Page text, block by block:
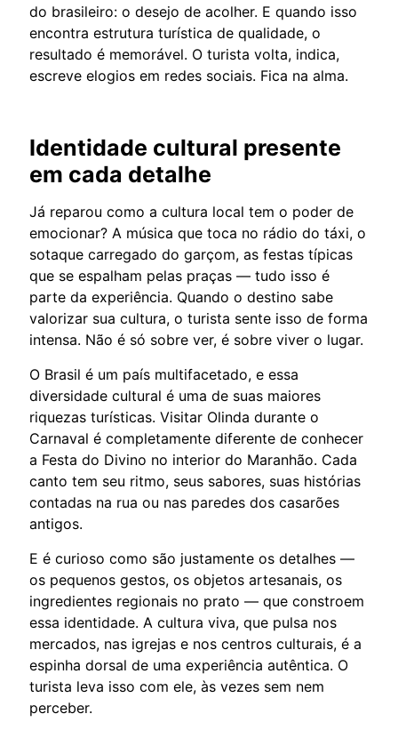
do brasileiro: o desejo de acolher. E quando isso
encontra estrutura turística de qualidade, o
resultado é memorável. O turista volta, indica,
escreve elogios em redes sociais. Fica na alma.
Identidade cultural presente
em cada detalhe
Já reparou como a cultura local tem o poder de
emocionar? A música que toca no rádio do táxi, o
sotaque carregado do garçom, as festas típicas
que se espalham pelas praças — tudo isso é
parte da experiência. Quando o destino sabe
valorizar sua cultura, o turista sente isso de forma
intensa. Não é só sobre ver, é sobre viver o lugar.
O Brasil é um país multifacetado, e essa
diversidade cultural é uma de suas maiores
riquezas turísticas. Visitar Olinda durante o
Carnaval é completamente diferente de conhecer
a Festa do Divino no interior do Maranhão. Cada
canto tem seu ritmo, seus sabores, suas histórias
contadas na rua ou nas paredes dos casarões
antigos.
E é curioso como são justamente os detalhes —
os pequenos gestos, os objetos artesanais, os
ingredientes regionais no prato — que constroem
essa identidade. A cultura viva, que pulsa nos
mercados, nas igrejas e nos centros culturais, é a
espinha dorsal de uma experiência autêntica. O
turista leva isso com ele, às vezes sem nem
perceber.